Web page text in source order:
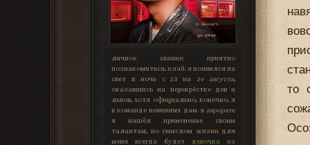
личное звание: приятно
познакомиться,илай. я появился на
свет в ночь с 23 на24 августа,
оказавшись на перекрёстке дев и
львов, хотя официально, конечно, я
в команде невинных дам. в аврорате
я нашёл применение своим
талантам, но смыслом жизни для
меня всегда будет девочка из
то